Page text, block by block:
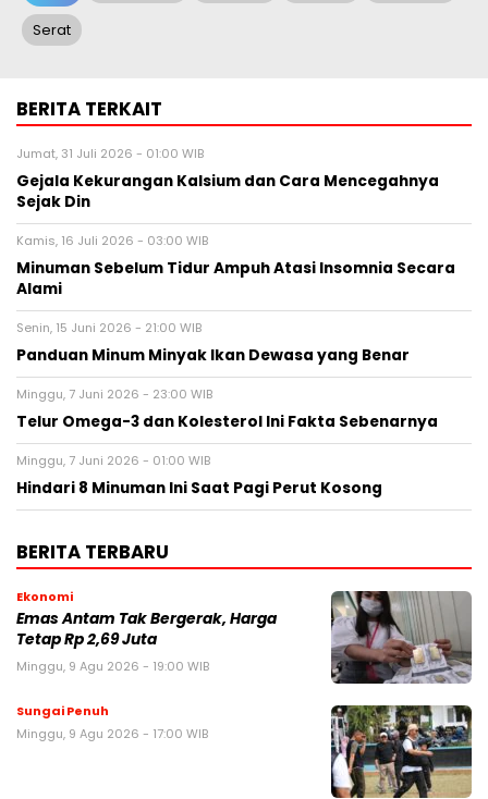
Serat
BERITA TERKAIT
Jumat, 31 Juli 2026 - 01:00 WIB
Gejala Kekurangan Kalsium dan Cara Mencegahnya
Sejak Din
Kamis, 16 Juli 2026 - 03:00 WIB
Minuman Sebelum Tidur Ampuh Atasi Insomnia Secara
Alami
Senin, 15 Juni 2026 - 21:00 WIB
Panduan Minum Minyak Ikan Dewasa yang Benar
Minggu, 7 Juni 2026 - 23:00 WIB
Telur Omega-3 dan Kolesterol Ini Fakta Sebenarnya
Minggu, 7 Juni 2026 - 01:00 WIB
Hindari 8 Minuman Ini Saat Pagi Perut Kosong
BERITA TERBARU
Ekonomi
Emas Antam Tak Bergerak, Harga
Tetap Rp 2,69 Juta
Minggu, 9 Agu 2026 - 19:00 WIB
Sungai Penuh
Minggu, 9 Agu 2026 - 17:00 WIB